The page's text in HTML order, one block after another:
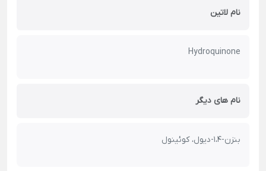
نام لاتین
Hydroquinone
نام های دیگر
بنزن-1،4-دیول، کوئینول